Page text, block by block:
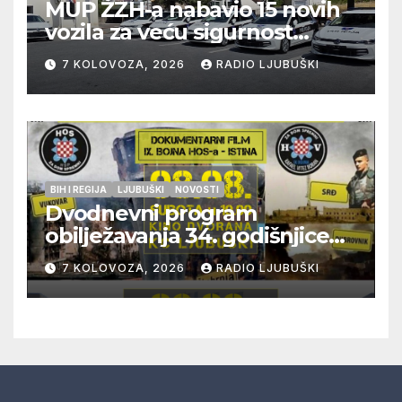
MUP ŽZH-a nabavio 15 novih
vozila za veću sigurnost
građana i učinkovitiji rad
policije
7 KOLOVOZA, 2026 RADIO LJUBUŠKI
BIH I REGIJA LJUBUŠKI NOVOSTI
Dvodnevni program
obilježavanja 34. godišnjice
pogibije generala Blaža
Kraljevića i osmorice
pripadnika HOS-a
7 KOLOVOZA, 2026 RADIO LJUBUŠKI